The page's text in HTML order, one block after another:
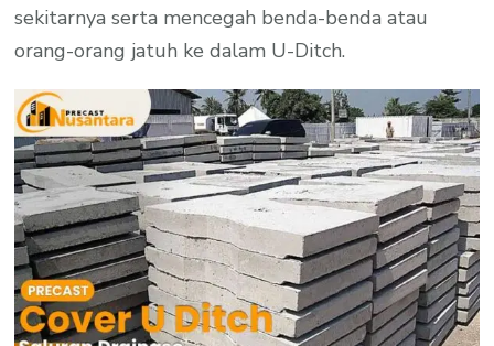
sekitarnya serta mencegah benda-benda atau
orang-orang jatuh ke dalam U-Ditch.